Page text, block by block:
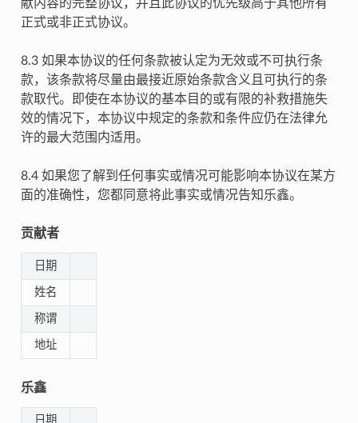
献内容的完整协议，并且此协议的优先级高于其他所有
正式或非正式协议。
8.3 如果本协议的任何条款被认定为无效或不可执行条
款，该条款将尽量由最接近原始条款含义且可执行的条
款取代。即使在本协议的基本目的或有限的补救措施失
效的情况下，本协议中规定的条款和条件应仍在法律允
许的最大范围内适用。
8.4 如果您了解到任何事实或情况可能影响本协议在某方
面的准确性，您都同意将此事实或情况告知乐鑫。
贡献者
日期
姓名
称谓
地址
乐鑫
日期